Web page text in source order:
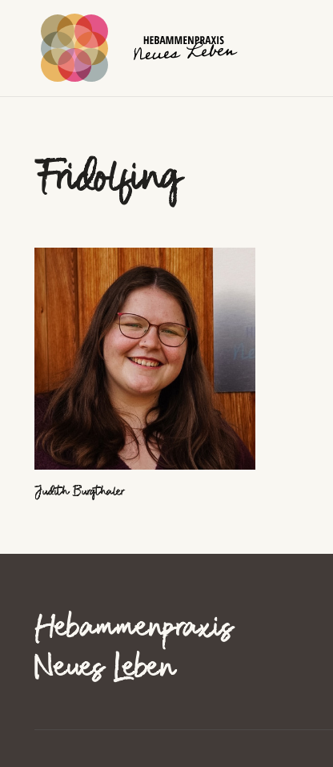
Fridolfing
Judith Burgthaler
Hebammenpraxis
Neues Leben